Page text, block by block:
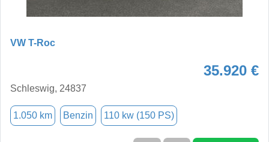
VW T-Roc
35.920 €
Schleswig, 24837
1.050 km Benzin 110 kw (150 PS)